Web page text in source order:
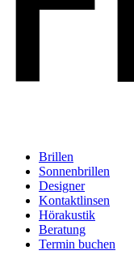
Brillen
Sonnenbrillen
Designer
Kontaktlinsen
Hörakustik
Beratung
Termin buchen